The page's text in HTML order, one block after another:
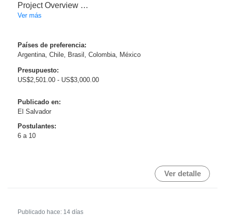
Project Overview
As a participant, you will record natural, everyday
headband.
Examples of eligible activities incl...
Ver más
Países de preferencia:
Argentina, Chile, Brasil, Colombia, México
Presupuesto:
US$2,501.00 - US$3,000.00
Publicado en:
El Salvador
Postulantes:
6 a 10
Ver detalle
Publicado hace: 14 días